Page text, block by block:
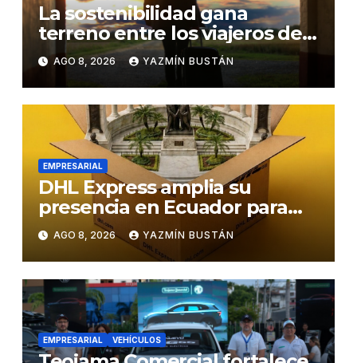
La sostenibilidad gana
terreno entre los viajeros de
negocios
AGO 8, 2026 YAZMÍN BUSTÁN
EMPRESARIAL
DHL Express amplia su
presencia en Ecuador para
responder al crecimiento de
las exportaciones
AGO 8, 2026 YAZMÍN BUSTÁN
EMPRESARIAL VEHÍCULOS